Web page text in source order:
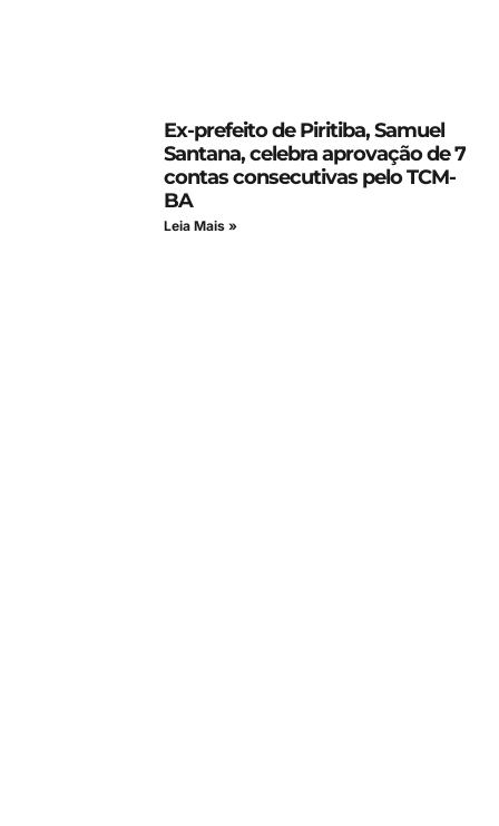
Ex-prefeito de Piritiba, Samuel
Santana, celebra aprovação de 7
contas consecutivas pelo TCM-
BA
Leia Mais »